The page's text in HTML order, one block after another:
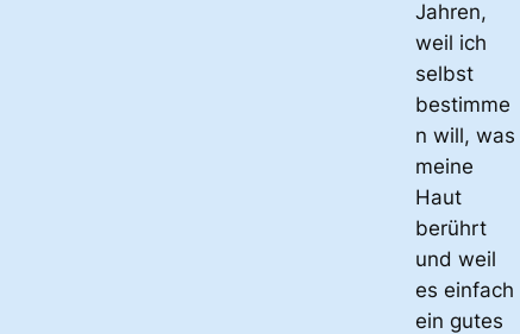
Jahren,
weil ich
selbst
bestimme
n will, was
meine
Haut
berührt
und weil
es einfach
ein gutes